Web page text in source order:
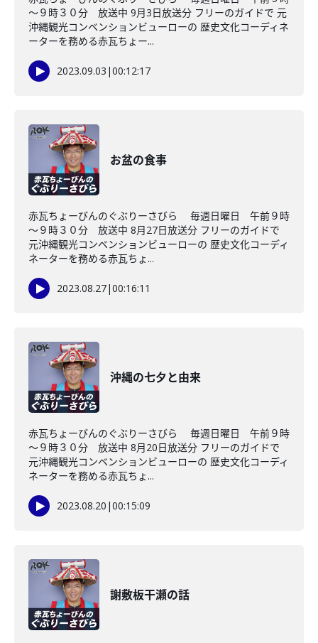
～９時３０分 放送中 9月3日放送分 フリーのガイドで 元
沖縄観光コンベンションビューローの 歴史文化コーディネ
ーターを務める赤瓦ちょー...
2023.09.03 |00:12:17
お盆の食事
赤瓦ちょーびんのぐぶりーさびら 毎週日曜日 午前９時
～９時３０分 放送中 8月27日放送分 フリーのガイドで
元沖縄観光コンベンションビューローの 歴史文化コーディ
ネーターを務める赤瓦ちょ...
2023.08.27|00:16:11
沖縄の七夕と由来
赤瓦ちょーびんのぐぶりーさびら 毎週日曜日 午前９時
～９時３０分 放送中 8月20日放送分 フリーのガイドで
元沖縄観光コンベンションビューローの 歴史文化コーディ
ネーターを務める赤瓦ちょ...
2023.08.20 |00:15:09
謝敷板干瀬の話